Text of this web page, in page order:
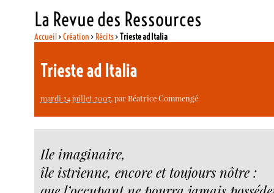
La Revue des Ressources
Accueil>Création > Récits>Trieste ad Italia
Trieste ad Italia
mardi 24 juillet 2007, parBéatrice Commengé
Ile imaginaire,
île istrienne, encore et toujours nôtre :